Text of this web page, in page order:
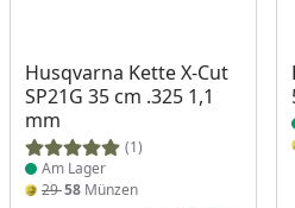
Husqvarna Kette X-Cut
SP21G 35 cm .325 1,1
mm
(1)
Produkt am Lager
Am Lager
2958 Münzen